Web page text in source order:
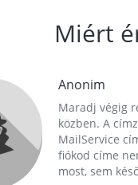
Miért
Anonim
Maradj végig
közben. A
MailService
fiókod címe
most, sem